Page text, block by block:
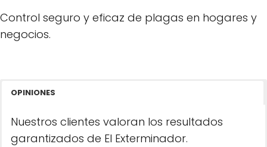
Control seguro y eficaz de plagas en hogares y
negocios.
OPINIONES
Nuestros clientes valoran los resultados
garantizados de El Exterminador.